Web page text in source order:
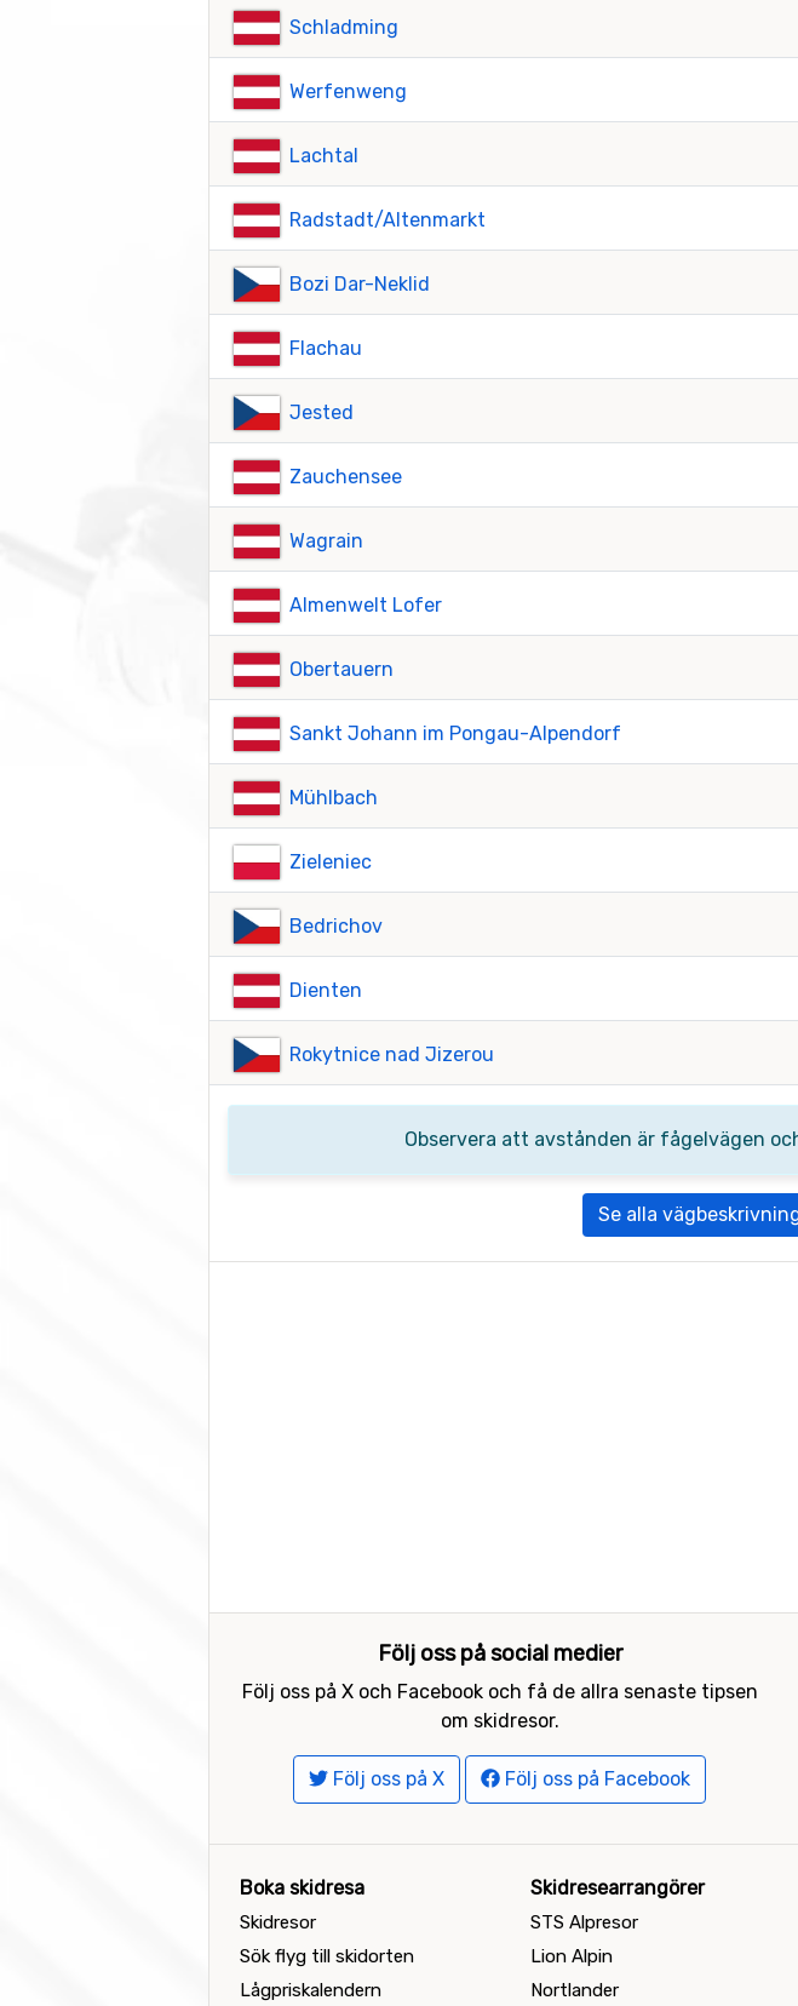
Schladming
Werfenweng
Lachtal
Radstadt/Altenmarkt
Bozi Dar-Neklid
Flachau
Jested
Zauchensee
Wagrain
Almenwelt Lofer
Obertauern
Sankt Johann im Pongau-Alpendorf
Mühlbach
Zieleniec
Bedrichov
Dienten
Rokytnice nad Jizerou
Observera att avstånden är fågelvägen
Se alla
Följ oss på social medier
Följ oss på X och Facebook och få de allra senaste tipsen
om skidresor.
Följ oss på X Följ oss på Facebook
Boka skidresa
Skidresor
Sök flyg till skidorten
Lågpriskalendern
Skidresearrangörer
STS Alpresor
Lion Alpin
Nortlander